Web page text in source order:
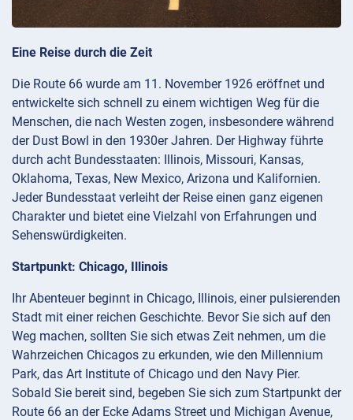
Eine Reise durch die Zeit
Die Route 66 wurde am 11. November 1926 eröffnet und
entwickelte sich schnell zu einem wichtigen Weg für die
Menschen, die nach Westen zogen, insbesondere während
der Dust Bowl in den 1930er Jahren. Der Highway führte
durch acht Bundesstaaten: Illinois, Missouri, Kansas,
Oklahoma, Texas, New Mexico, Arizona und Kalifornien.
Jeder Bundesstaat verleiht der Reise einen ganz eigenen
Charakter und bietet eine Vielzahl von Erfahrungen und
Sehenswürdigkeiten.
Startpunkt: Chicago, Illinois
Ihr Abenteuer beginnt in Chicago, Illinois, einer pulsierenden
Stadt mit einer reichen Geschichte. Bevor Sie sich auf den
Weg machen, sollten Sie sich etwas Zeit nehmen, um die
Wahrzeichen Chicagos zu erkunden, wie den Millennium
Park, das Art Institute of Chicago und den Navy Pier.
Sobald Sie bereit sind, begeben Sie sich zum Startpunkt der
Route 66 an der Ecke Adams Street und Michigan Avenue,